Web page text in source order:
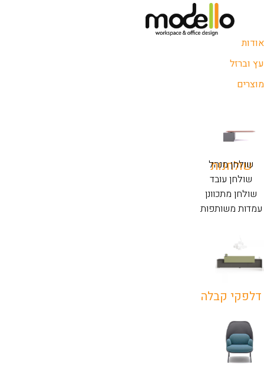
אודות
עץ וברזל
מוצרים
שולחנות
שולחן מנהל
שולחן עובד
שולחן מתכוונן
עמדות משותפות
דלפקי קבלה